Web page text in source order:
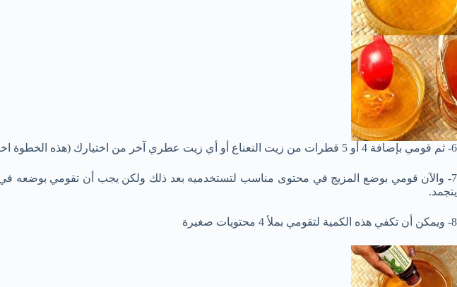
6- ثم قومي بإضافة 4 أو 5 قطرات من زيت النعناع أو أي زيت عطري آخر من اختيارك (هذه الخطوة اختيارية)
7- والآن قومي بوضع المزيج في محتوى مناسب لتستخدميه بعد ذلك ولكن يجب أن تقومي بوضعه
يتجمد.
8- ويمكن أن تكفي هذه الكمية لتقومي بملأ 4 محتويات صغيرة